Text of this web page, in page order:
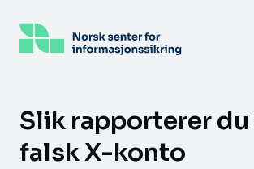
hovedinnhold
Slik rapporterer du
falsk X-konto